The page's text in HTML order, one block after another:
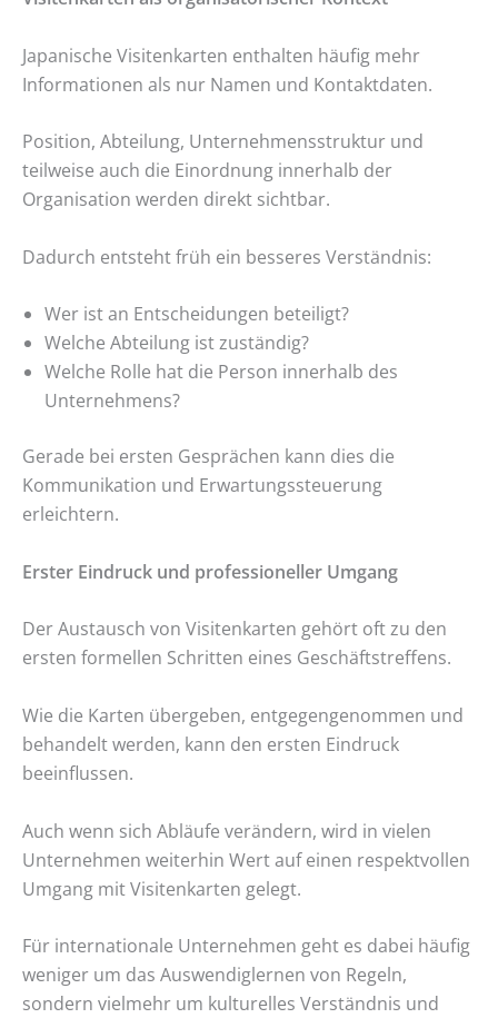
Japanische Visitenkarten enthalten häufig mehr
Informationen als nur Namen und Kontaktdaten.
Position, Abteilung, Unternehmensstruktur und
teilweise auch die Einordnung innerhalb der
Organisation werden direkt sichtbar.
Dadurch entsteht früh ein besseres Verständnis:
Wer ist an Entscheidungen beteiligt?
Welche Abteilung ist zuständig?
Welche Rolle hat die Person innerhalb des
Unternehmens?
Gerade bei ersten Gesprächen kann dies die
Kommunikation und Erwartungssteuerung
erleichtern.
Erster Eindruck und professioneller Umgang
Der Austausch von Visitenkarten gehört oft zu den
ersten formellen Schritten eines Geschäftstreffens.
Wie die Karten übergeben, entgegengenommen und
behandelt werden, kann den ersten Eindruck
beeinflussen.
Auch wenn sich Abläufe verändern, wird in vielen
Unternehmen weiterhin Wert auf einen respektvollen
Umgang mit Visitenkarten gelegt.
Für internationale Unternehmen geht es dabei häufig
weniger um das Auswendiglernen von Regeln,
sondern vielmehr um kulturelles Verständnis und